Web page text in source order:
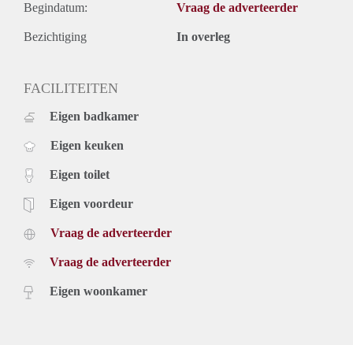
Begindatum: Vraag de adverteerder
Bezichtiging In overleg
FACILITEITEN
Eigen badkamer
Eigen keuken
Eigen toilet
Eigen voordeur
Vraag de adverteerder
Vraag de adverteerder
Eigen woonkamer